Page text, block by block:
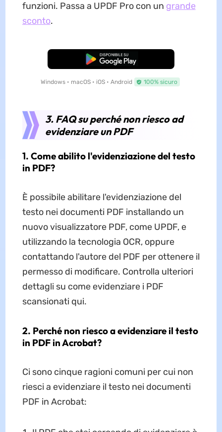
funzioni. Passa a UPDF Pro con un grande
sconto.
Download Gratis
Windows • macOS • iOS • Android 100% sicuro
3. FAQ su perché non riesco ad
evidenziare un PDF
1. Come abilito l'evidenziazione del testo
in PDF?
È possibile abilitare l'evidenziazione del
testo nei documenti PDF installando un
nuovo visualizzatore PDF, come UPDF, e
utilizzando la tecnologia OCR, oppure
contattando l'autore del PDF per ottenere il
permesso di modificare. Controlla ulteriori
dettagli su come evidenziare i PDF
scansionati qui.
2. Perché non riesco a evidenziare il testo
in PDF in Acrobat?
Ci sono cinque ragioni comuni per cui non
riesci a evidenziare il testo nei documenti
PDF in Acrobat: